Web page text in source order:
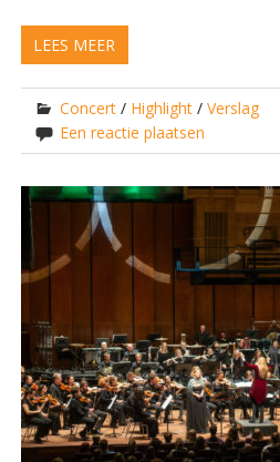
LEES MEER
Concert / Highlight /Verslag
Een reactie plaatsen